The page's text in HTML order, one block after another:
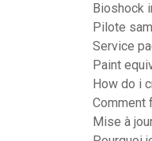
Bioshock
Pilote
Service
Paint
How do i
Comment
Mise à